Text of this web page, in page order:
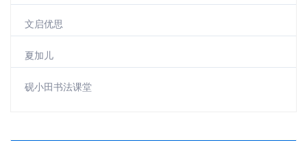
文启优思
夏加儿
砚小田书法课堂